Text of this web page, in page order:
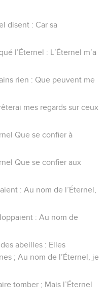
disent : Car sa
l’Éternel : L’Éternel m’a
rien : Que peuvent me
mes regards sur ceux
Que se confier à
Que se confier aux
: Au nom de l’Éternel,
: Au nom de
abeilles : Elles
; Au nom de l’Éternel, je
tomber ; Mais l’Éternel